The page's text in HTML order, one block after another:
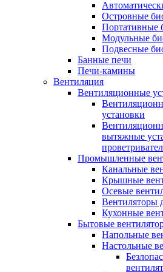
Островные
Портативные
Модульные
Подвесные
Банные печи
Печи-камины
Вентиляция
Вентиляционные
установки
вытяжные
Промышленные
Канальные
Крышные
Осевые
Вентиляторы
Кухонные
Бытовые
Напольные
Настольные